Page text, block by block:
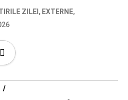
ZILEI,EXTERNE,